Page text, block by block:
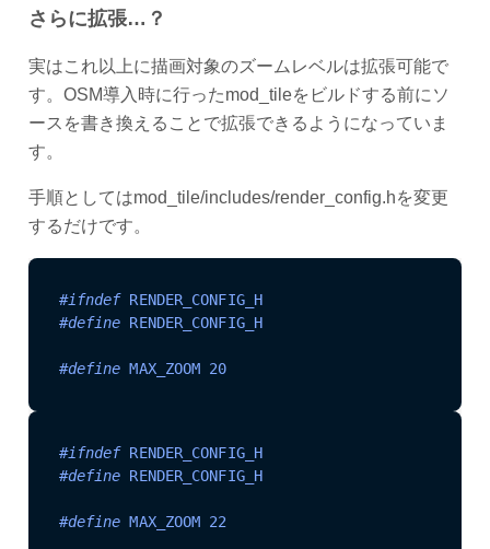
さらに拡張…？
実はこれ以上に描画対象のズームレベルは拡張可能で
す。OSM導入時に行ったmod_tileをビルドする前にソ
ースを書き換えることで拡張できるようになっていま
す。
手順としてはmod_tile/includes/render_config.hを変更
するだけです。
#ifndef RENDER_CONFIG_H
#define RENDER_CONFIG_H
#define MAX_ZOOM 20
#ifndef RENDER_CONFIG_H
#define RENDER_CONFIG_H
#define MAX_ZOOM 22